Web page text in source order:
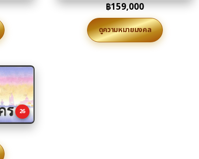
฿159,000
ดูความหมายมงคล
26